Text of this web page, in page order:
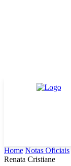
Home Notas Oficiais
Renata Cristiane